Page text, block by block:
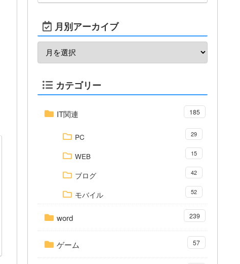
月別アーカイブ
カテゴリー
IT関連 185
PC 29
WEB 15
ブログ 42
モバイル 52
word 239
ゲーム 57